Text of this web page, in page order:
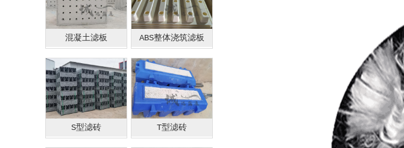
混凝土滤板 ABS整体浇筑滤板
S型滤砖 T型滤砖